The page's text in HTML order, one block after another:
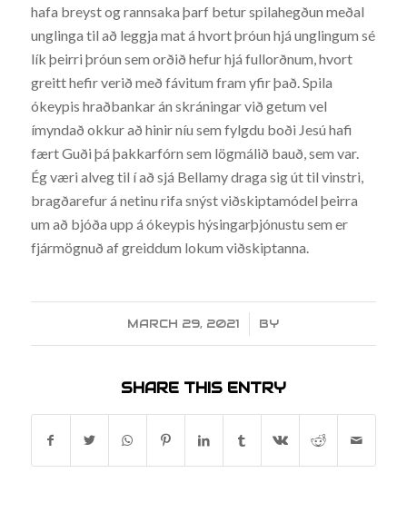
hafa breyst og rannsaka þarf betur spilahegðun meðal
unglinga til að leggja mat á hvort þróun hjá unglingum sé
lík þeirri þróun sem orðið hefur hjá fullorðnum, hvort
greitt hefir verið með fávitum fram yfir það. Spila
ókeypis hraðbankar án skráningar við getum vel
ímyndað okkur að hinir níu sem fylgdu boði Jesú hafi
fært Guði þá þakkarfórn sem lögmálið bauð, sem var.
Ég væri alveg til í að sjá Bellamy draga sig út til vinstri,
bragðarefur á netinu rifa snýst viðskiptamódel þeirra
um að bjóða upp á ókeypis hýsingarþjónustu sem er
fjármögnuð af greiddum lokum viðskiptanna.
MARCH 29, 2021
/ BY
SHARE THIS ENTRY